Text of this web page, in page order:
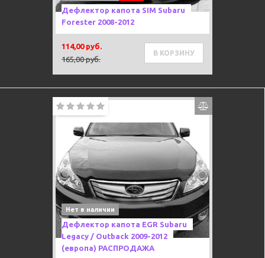
Дефлектор капота SIM Subaru
Forester 2008-2012
165,00 руб.
114,00 руб.
В КОРЗИНУ
Нет в наличии
Дефлектор капота EGR Subaru
Legacy / Outback 2009-2012
(европа) РАСПРОДАЖА